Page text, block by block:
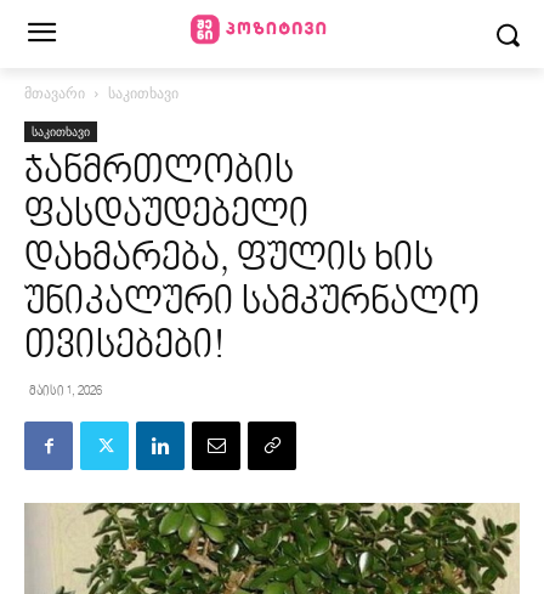
მთავარი საკითხავი
საკითხავი
ჯანმრთლობის
ფასდაუდებელი
დახმარება, ფულის ხის
უნიკალური სამკურნალო
თვისებები!
მაისი 1, 2026